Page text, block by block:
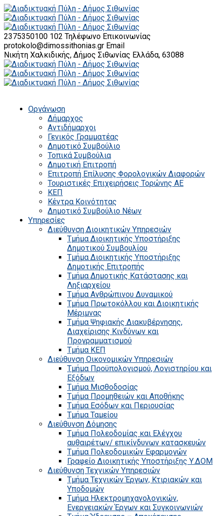
2375350100 102 Τηλέφωνο Επικοινωνίας
protokolo@dimossithonias.gr Email
Νικήτη Χαλκιδικής, Δήμος Σιθωνίας Ελλάδα, 63088
Οργάνωση
Δήμαρχος
Αντιδήμαρχοι
Γενικός Γραμματέας
Δημοτικό Συμβούλιο
Τοπικά Συμβούλια
Δημοτική Επιτροπή
Επιτροπή Επίλυσης Φορολογικών Διαφορών
Τουριστικές Επιχειρήσεις Τορώνης ΑΕ
ΚΕΠ
Κέντρα Κοινότητας
Δημοτικό Συμβούλιο Νέων
Υπηρεσίες
Διεύθυνση Διοικητικών Υπηρεσιών
Τμήμα Διοικητικής Υποστήριξης
Δημοτικού Συμβουλίου
Τμήμα Διοικητικής Υποστήριξης
Δημοτικής Επιτροπής
Τμήμα Δημοτικής Κατάστασης και
Ληξιαρχείου
Τμήμα Ανθρώπινου Δυναμικού
Τμήμα Πρωτοκόλλου και Διοικητικής
Μέριμνας
Τμήμα Ψηφιακής Διακυβέρνησης,
Διαχείρισης Κινδύνων και
Προγραμματισμού
Τμήμα ΚΕΠ
Διεύθυνση Οικονομικών Υπηρεσιών
Τμήμα Προϋπολογισμού, Λογιστηρίου και
Εξόδων
Τμήμα Μισθοδοσίας
Τμήμα Προμηθειών και Αποθήκης
Τμήμα Εσόδων και Περιουσίας
Τμήμα Ταμείου
Διεύθυνση Δόμησης
Τμήμα Πολεοδομίας και Ελέγχου
αυθαιρέτων/ επικίνδυνων κατασκευών
Τμήμα Πολεοδομικών Εφαρμογών
Γραφείο Διοικητικής Υποστήριξης Υ.ΔΟΜ
Διεύθυνση Τεχνικών Υπηρεσιών
Τμήμα Τεχνικών Έργων, Κτιριακών και
Υποδομών
Τμήμα Ηλεκτρομηχανολογικών,
Ενεργειακών Έργων και Συγκοινωνιών